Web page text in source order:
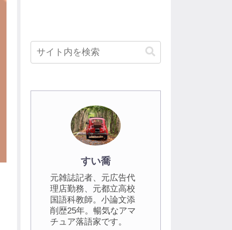
すい喬
元雑誌記者、元広告代
理店勤務、元都立高校
国語科教師。小論文添
削歴25年。暢気なアマ
チュア落語家です。